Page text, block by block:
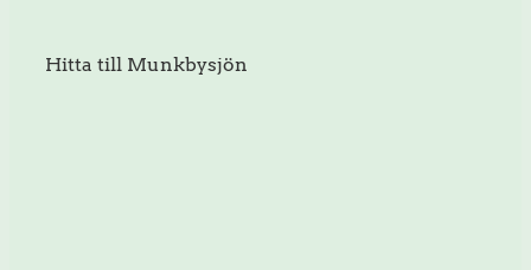
Hitta till Munkbysjön